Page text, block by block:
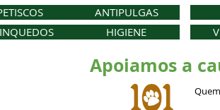
ANTIPULGAS
HIGIENE
Apoiamos a